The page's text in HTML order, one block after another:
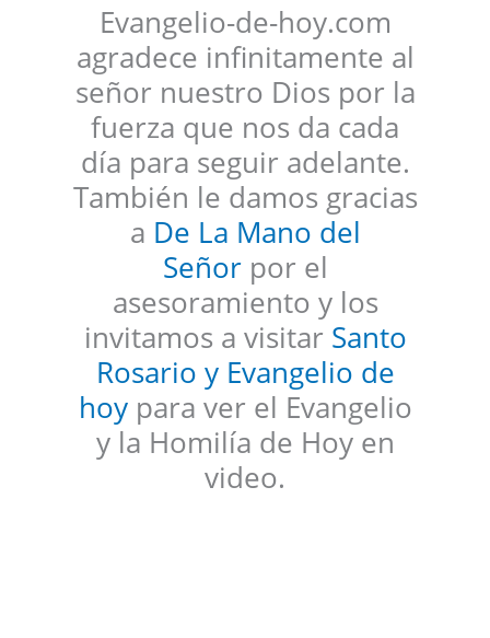
Evangelio-de-hoy.com
agradece infinitamente al
señor nuestro Dios por la
fuerza que nos da cada
día para seguir adelante.
También le damos gracias
a De La Mano del
Señorpor el
asesoramiento y los
invitamos a visitar Santo
Rosario y Evangelio de
hoypara ver el Evangelio
y la Homilía de Hoy en
video.